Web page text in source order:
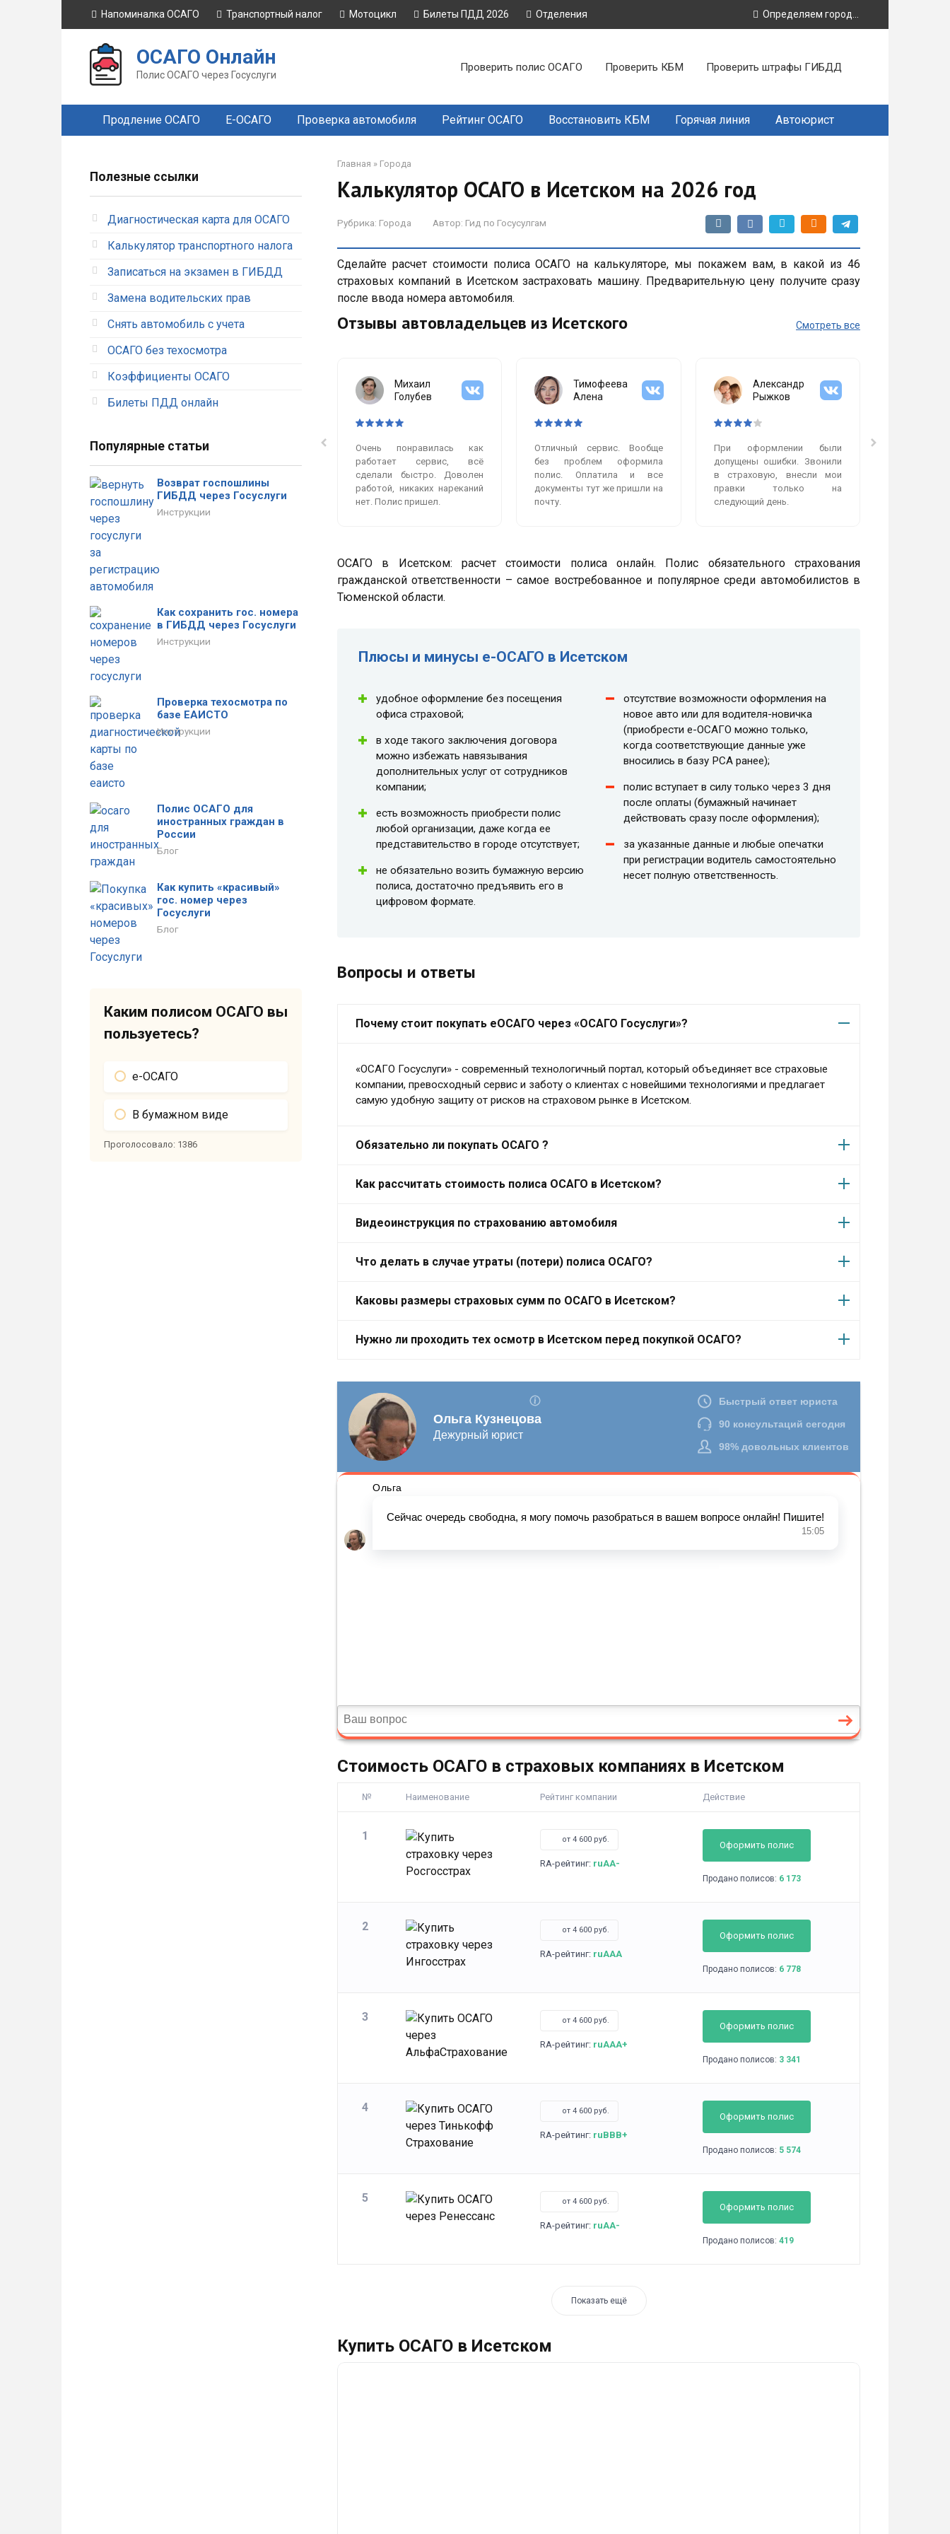
Напоминалка ОСАГО Транспортный налог Мотоцикл Билеты ПДД 2026 Отделения Определяем город...
ОСАГО Онлайн
Полис ОСАГО через Госуслуги
Проверить полис ОСАГО Проверить КБМ Проверить штрафы ГИБДД
Продление ОСАГО Е-ОСАГО Проверка автомобиля Рейтинг ОСАГО Восстановить КБМ Горячая линия Автоюрист
Главная » Города
Калькулятор ОСАГО в Исетском на 2026 год
Рубрика: Города Автор: Гид по Госусулгам
Сделайте расчет стоимости полиса ОСАГО на калькуляторе, мы покажем вам, в какой из 46
страховых компаний в Исетском застраховать машину. Предварительную цену получите сразу
после ввода номера автомобиля.
Отзывы автовладельцев из Исетского Смотреть все
сервис. Вообще
Оплатила и все
тут же пришли на
Александр
При оформлении были
правки только на
следующий день.
Михаил
Голубев
Очень понравилась как
работает сервис, всё
сделали быстро. Доволен
работой, никаких нареканий
нет. Полис пришел.
Тимофеева
Алена
Отличный сервис. Вообще
без проблем оформила
полис. Оплатила и все
документы тут же пришли на
почту.
Александр
Рыжков
При оформлении были
допущены ошибки. Звонили
в страховую, внесли мои
правки только на
следующий день.
ОСАГО в Исетском: расчет стоимости полиса онлайн. Полис обязательного страхования
гражданской ответственности – самое востребованное и популярное среди автомобилистов в
Тюменской области.
Плюсы и минусы e-ОСАГО в Исетском
удобное оформление без посещения
офиса страховой;
в ходе такого заключения договора
можно избежать навязывания
дополнительных услуг от сотрудников
компании;
есть возможность приобрести полис
любой организации, даже когда ее
представительство в городе отсутствует;
не обязательно возить бумажную версию
полиса, достаточно предъявить его в
цифровом формате.
отсутствие возможности оформления на
новое авто или для водителя-новичка
(приобрести e-ОСАГО можно только,
когда соответствующие данные уже
вносились в базу РСА ранее);
полис вступает в силу только через 3 дня
после оплаты (бумажный начинает
действовать сразу после оформления);
за указанные данные и любые опечатки
при регистрации водитель самостоятельно
несет полную ответственность.
Вопросы и ответы
Почему стоит покупать еОСАГО через «ОСАГО Госуслуги»?
«ОСАГО Госуслуги» - современный технологичный портал, который объединяет все страховые
компании, превосходный сервис и заботу о клиентах с новейшими технологиями и предлагает
самую удобную защиту от рисков на страховом рынке в Исетском.
Обязательно ли покупать ОСАГО ?
Как рассчитать стоимость полиса ОСАГО в Исетском?
Видеоинструкция по страхованию автомобиля
Что делать в случае утраты (потери) полиса ОСАГО?
Каковы размеры страховых сумм по ОСАГО в Исетском?
Нужно ли проходить тех осмотр в Исетском перед покупкой ОСАГО?
Стоимость ОСАГО в страховых компаниях в Исетском
№ Наименование Рейтинг компании Действие
1 от 4 600 руб.
RA-рейтинг: ruAA-
Оформить полис
Продано полисов: 6 173
2 от 4 600 руб.
RA-рейтинг: ruAAA
Оформить полис
Продано полисов: 6 778
3 от 4 600 руб.
RA-рейтинг: ruAAA+
Оформить полис
Продано полисов: 3 341
4 от 4 600 руб.
RA-рейтинг: ruBBB+
Оформить полис
Продано полисов: 5 574
5 от 4 600 руб.
RA-рейтинг: ruAA-
Оформить полис
Продано полисов: 419
Показать ещё
Купить ОСАГО в Исетском
Полезные ссылки
Диагностическая карта для ОСАГО
Калькулятор транспортного налога
Записаться на экзамен в ГИБДД
Замена водительских прав
Снять автомобиль с учета
ОСАГО без техосмотра
Коэффициенты ОСАГО
Билеты ПДД онлайн
Популярные статьи
Возврат госпошлины
ГИБДД через Госуслуги
Инструкции
Как сохранить гос. номера
в ГИБДД через Госуслуги
Инструкции
Проверка техосмотра по
базе ЕАИСТО
Инструкции
Полис ОСАГО для
иностранных граждан в
России
Блог
Как купить «красивый»
гос. номер через
Госуслуги
Блог
Каким полисом ОСАГО вы
пользуетесь?
е-ОСАГО
В бумажном виде
Проголосовало: 1386